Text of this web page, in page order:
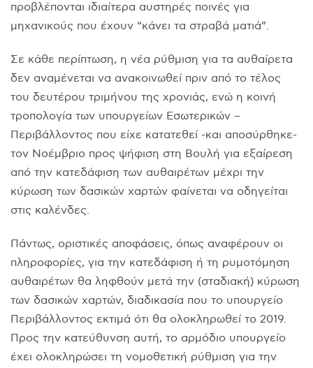
προβλέπονται ιδιαίτερα αυστηρές ποινές για
μηχανικούς που έχουν “κάνει τα στραβά ματιά”.
Σε κάθε περίπτωση, η νέα ρύθμιση για τα αυθαίρετα
δεν αναμένεται να ανακοινωθεί πριν από το τέλος
του δευτέρου τριμήνου της χρονιάς, ενώ η κοινή
τροπολογία των υπουργείων Εσωτερικών –
Περιβάλλοντος που είχε κατατεθεί -και αποσύρθηκε-
τον Νοέμβριο προς ψήφιση στη Βουλή για εξαίρεση
από την κατεδάφιση των αυθαιρέτων μέχρι την
κύρωση των δασικών χαρτών φαίνεται να οδηγείται
στις καλένδες.
Πάντως, οριστικές αποφάσεις, όπως αναφέρουν οι
πληροφορίες, για την κατεδάφιση ή τη ρυμοτόμηση
αυθαιρέτων θα ληφθούν μετά την (σταδιακή) κύρωση
των δασικών χαρτών, διαδικασία που το υπουργείο
Περιβάλλοντος εκτιμά ότι θα ολοκληρωθεί το 2019.
Προς την κατεύθυνση αυτή, το αρμόδιο υπουργείο
έχει ολοκληρώσει τη νομοθετική ρύθμιση για την